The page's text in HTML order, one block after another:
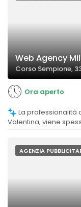
Web Agency
Corso Sempione,
Ora aperto
Valentina, viene
AGENZIA